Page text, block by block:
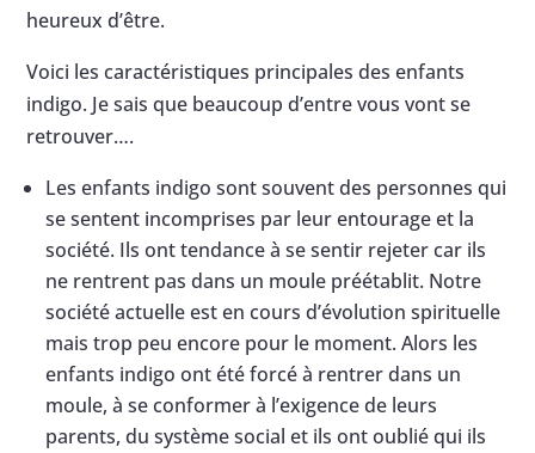
heureux d’être.
Voici les caractéristiques principales des enfants
indigo. Je sais que beaucoup d’entre vous vont se
retrouver….
Les enfants indigo sont souvent des personnes qui
se sentent incomprises par leur entourage et la
société. Ils ont tendance à se sentir rejeter car ils
ne rentrent pas dans un moule préétablit. Notre
société actuelle est en cours d’évolution spirituelle
mais trop peu encore pour le moment. Alors les
enfants indigo ont été forcé à rentrer dans un
moule, à se conformer à l’exigence de leurs
parents, du système social et ils ont oublié qui ils